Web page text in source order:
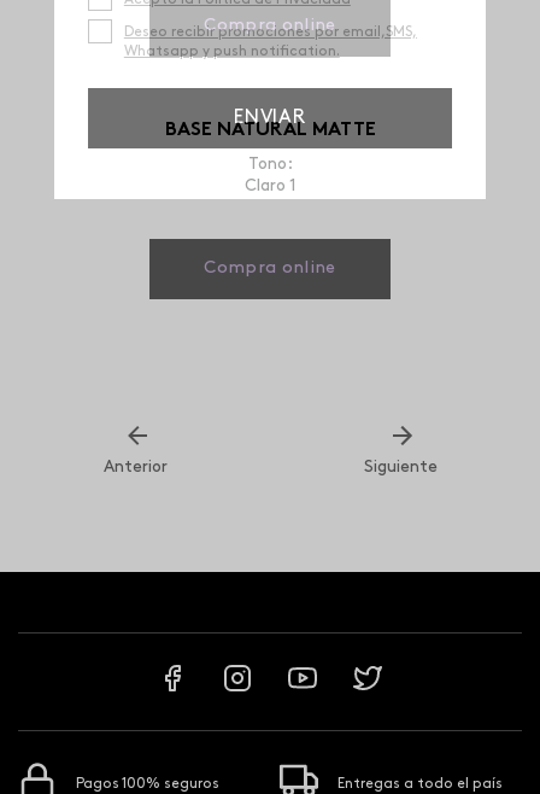
Compra online
BASE NATURAL MATTE
Tono:
Claro 1
Compra online
Anterior Siguiente
Deseo recibir promociones por email,SMS,
Whatsapp y push notification.
ENVIAR
Pagos 100% seguros Entregas a todo el país